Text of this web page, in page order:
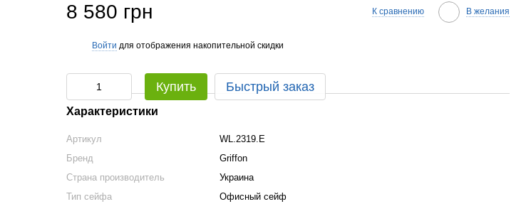
8 580 грн К сравнению В желания
Войти для отображения накопительной скидки
Купить Быстрый заказ
Характеристики
Артикул
WL.2319.E
Бренд
Griffon
Страна производитель
Украина
Тип сейфа
Офисный сейф